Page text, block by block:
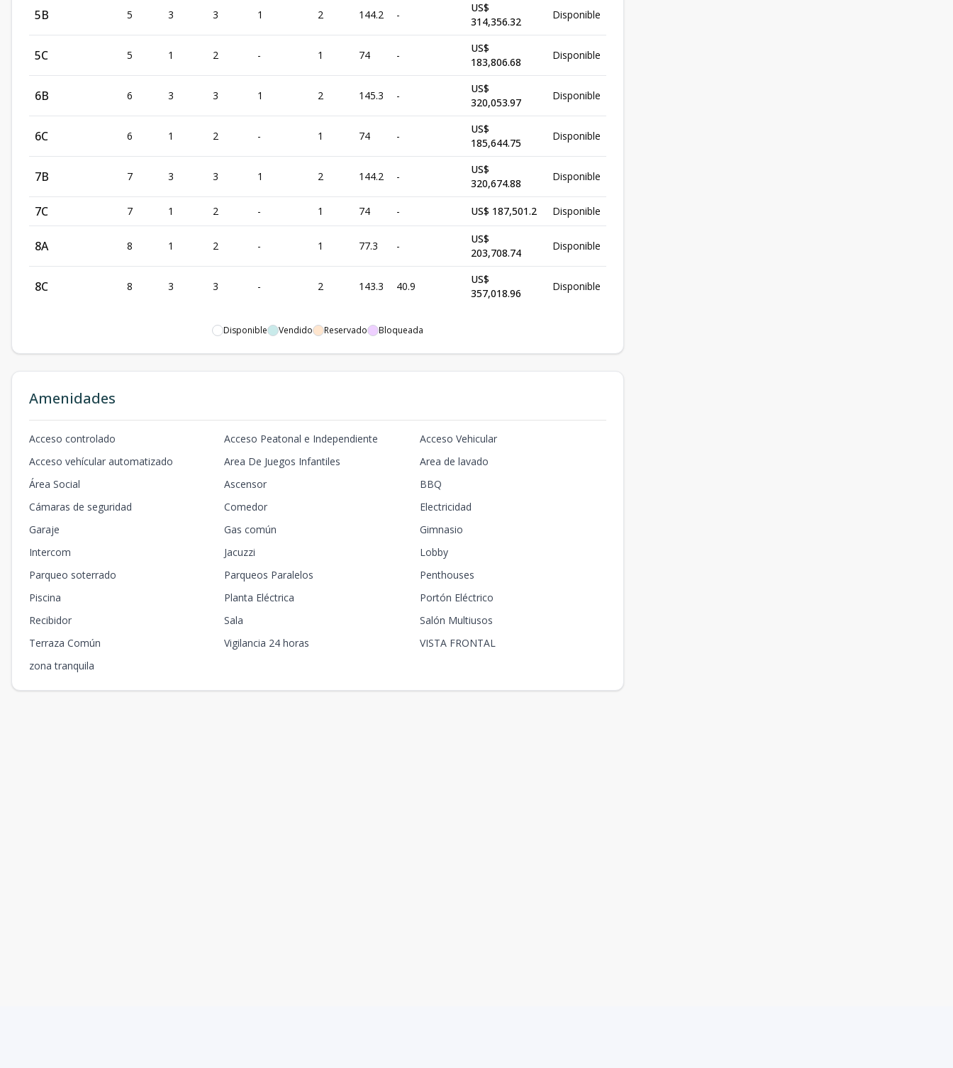
5B 5 3 3 1 2 144.2 -
US$
314,356.32
Disponible
5C 5 1 2 - 1 74 -
US$
183,806.68
Disponible
6B 6 3 3 1 2 145.3 -
US$
320,053.97
Disponible
6C 6 1 2 - 1 74 -
US$
185,644.75
Disponible
7B 7 3 3 1 2 144.2 -
US$
320,674.88
Disponible
7C 7 1 2 - 1 74 - US$ 187,501.2 Disponible
8A 8 1 2 - 1 77.3 -
US$
203,708.74
Disponible
8C 8 3 3 - 2 143.3 40.9
US$
357,018.96
Disponible
Disponible Vendido Reservado Bloqueada
Amenidades
Acceso controlado Acceso Peatonal e Independiente
Acceso Vehicular
Acceso vehícular automatizado
Area De Juegos Infantiles
Area de lavado
Área Social
Ascensor
BBQ
Cámaras de seguridad
Comedor
Electricidad
Garaje
Gas común
Gimnasio
Intercom
Jacuzzi
Lobby
Parqueo soterrado
Parqueos Paralelos
Penthouses
Piscina
Planta Eléctrica
Portón Eléctrico
Recibidor
Sala
Salón Multiusos
Terraza Común
Vigilancia 24 horas
VISTA FRONTAL
zona tranquila